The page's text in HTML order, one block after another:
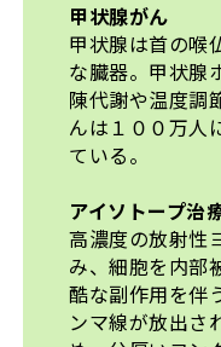
甲状腺がん
甲状腺は首の喉
な臓器。甲状腺
陳代謝や温度調
んは１００万人
ている。
アイソトープ治
高濃度の放射性
み、細胞を内部
酷な副作用を伴
ンマ線が放出さ